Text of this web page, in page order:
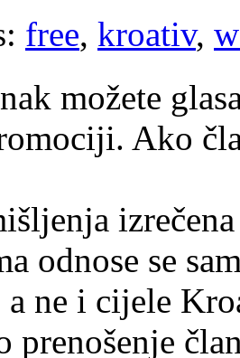
free, kroativ,
možete
Ako
odnose se
a ne i cijele
prenošenje